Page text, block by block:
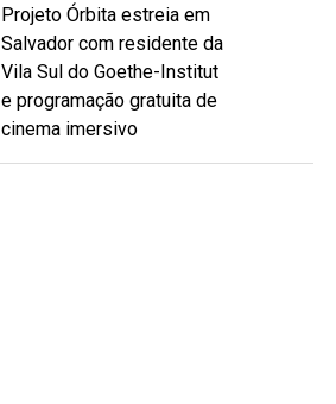
Projeto Órbita estreia em
Salvador com residente da
Vila Sul do Goethe-Institut
e programação gratuita de
cinema imersivo